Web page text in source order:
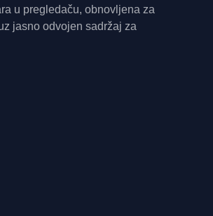
u pregledaču, obnovljena za
jasno odvojen sadržaj za